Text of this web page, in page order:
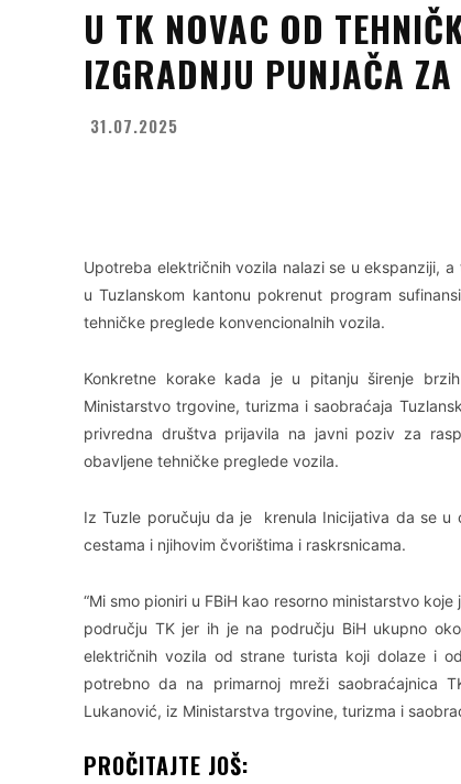
U TK NOVAC OD
IZGRADNJU PUNJAČA
31.07.2025
Upotreba električnih vozila nalazi se u ekspanziji,
u Tuzlanskom kantonu pokrenut program
tehničke preglede konvencionalnih vozila.
Konkretne korake kada je u pitanju širenje
Ministarstvo trgovine, turizma i saobraćaja
privredna društva prijavila na javni poziv za
obavljene tehničke preglede vozila.
Iz Tuzle poručuju da je krenula Inicijativa da se u
cestama i njihovim čvorištima i raskrsnicama.
“Mi smo pioniri u FBiH kao resorno ministarstvo
području TK jer ih je na području BiH ukupno
električnih vozila od strane turista koji dolaze i
potrebno da na primarnoj mreži saobraćajnica
Lukanović, iz Ministarstva trgovine, turizma i
PROČITAJTE JOŠ: